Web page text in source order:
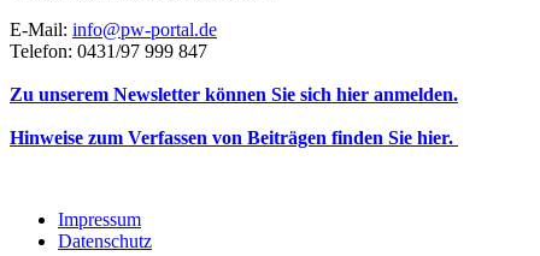
E-Mail: info@pw-portal.de
Telefon: 0431/97 999 847
Zu unserem Newsletter können Sie sich hier anmelden.
Hinweise zum Verfassen von Beiträgen finden Sie hier.
Impressum
Datenschutz